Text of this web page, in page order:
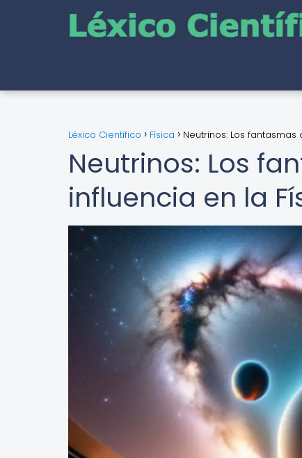
Léxico Científico Física Neutrinos: Los
Neutrinos: Los
influencia en la